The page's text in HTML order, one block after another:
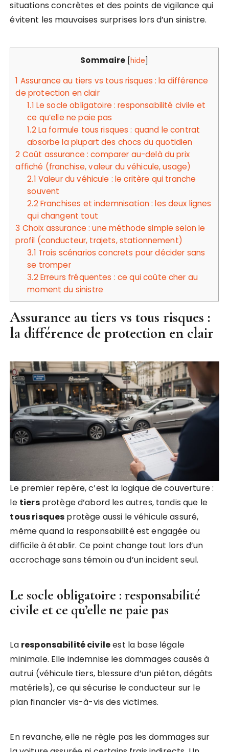
situations concrètes et des points de vigilance qui
évitent les mauvaises surprises lors d’un sinistre.
Sommaire [hide]
1 Assurance au tiers vs tous risques : la différence
de protection en clair
1.1 Le socle obligatoire : responsabilité civile et
ce qu’elle ne paie pas
1.2La formule tous risques : quand le contrat
absorbe la plupart des chocs du quotidien
2 Coût assurance : comparer au-delà du prix
affiché (franchise, valeur du véhicule, usage)
2.1 Valeur du véhicule : le critère qui tranche
souvent
2.2Franchises et indemnisation : les deux lignes
qui changent tout
3 Choix assurance : une méthode simple selon le
profil (conducteur, trajets, stationnement)
3.1 Trois scénarios concrets pour décider sans
se tromper
3.2Erreurs fréquentes : ce qui coûte cher au
moment du sinistre
Assurance au tiers vs tous risques :
la différence de protection en clair
Le premier repère, c’est la logique de couverture :
le tiersprotège d’abord les autres, tandis que le
tous risques protège aussi le véhicule assuré,
même quand la responsabilité est engagée ou
difficile à établir. Ce point change tout lors d’un
accrochage sans témoin ou d’un incident seul.
Le socle obligatoire : responsabilité
civile et ce qu’elle ne paie pas
La responsabilité civileest la base légale
minimale. Elle indemnise les dommages causés à
autrui (véhicule tiers, blessure d’un piéton, dégâts
matériels), ce qui sécurise le conducteur sur le
plan financier vis-à-vis des victimes.
En revanche, elle ne règle pas les dommages sur